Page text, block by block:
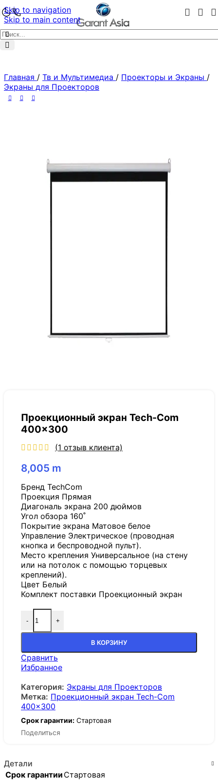
Skip to navigation
Skip to main content
Главная / Тв и Мультимедиа / Проекторы и Экраны /
Экраны для Проекторов
Проекционный экран Tech-Com
400×300
(1 отзыв клиента)
8,005 m
Бренд TechCom
Проекция Прямая
Диагональ экрана 200 дюймов
Угол обзора 160˚
Покрытие экрана Матовое белое
Управление Электрическое (проводная
кнопка и беспроводной пульт).
Место крепления Универсальное (на стену
или на потолок с помощью торцевых
креплений).
Цвет Белый
Комплект поставки Проекционный экран
- +
В КОРЗИНУ
Сравнить
Избранное
Категория: Экраны для Проекторов
Метка: Проекционный экран Tech-Com
400x300
Срок гарантии: Стартовая
Поделиться
Детали
Срок гарантии Стартовая